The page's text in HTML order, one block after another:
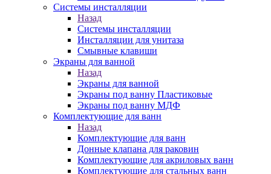
Системы инсталляции
Назад
Системы инсталляции
Инсталляции для унитаза
Смывные клавиши
Экраны для ванной
Назад
Экраны для ванной
Экраны под ванну Пластиковые
Экраны под ванну МДФ
Комплектующие для ванн
Назад
Комплектующие для ванн
Донные клапана для раковин
Комплектующие для акриловых ванн
Комплектующие для стальных ванн